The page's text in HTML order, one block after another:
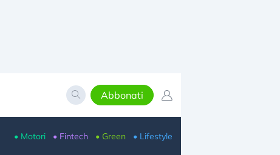
Abbonati
• Motori • Fintech • Green • Lifestyle